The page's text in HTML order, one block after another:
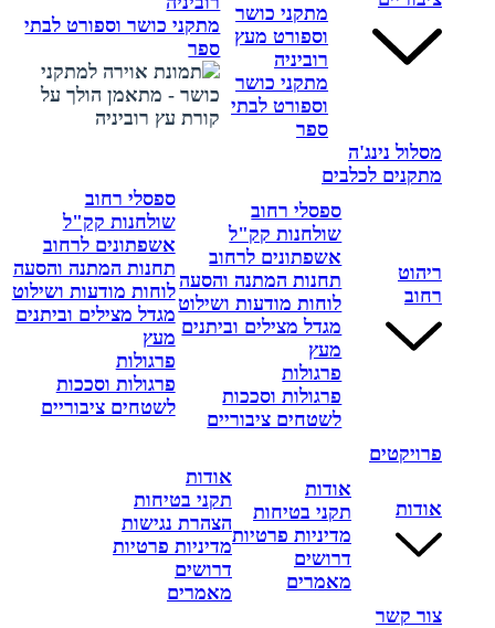
מתקני כושר
וספורט מעץ
רוביניה
מתקני כושר
וספורט לבתי
ספר
מתקני כושר וספורט לבתי
ספר
מסלול נינג'ה
מתקנים לכלבים
ריהוט
רחוב
ספסלי רחוב
שולחנות קק"ל
אשפתונים לרחוב
תחנות המתנה והסעה
לוחות מודעות ושילוט
מגדל מצילים וביתנים
מעץ
פרגולות
פרגולות וסככות
לשטחים ציבוריים
ספסלי רחוב
שולחנות קק"ל
אשפתונים לרחוב
תחנות המתנה והסעה
לוחות מודעות ושילוט
מגדל מצילים וביתנים
מעץ
פרגולות
פרגולות וסככות
לשטחים ציבוריים
פרויקטים
אודות
אודות
תקני בטיחות
מדיניות פרטיות
דרושים
מאמרים
אודות
תקני בטיחות
הצהרת נגישות
מדיניות פרטיות
דרושים
מאמרים
צור קשר